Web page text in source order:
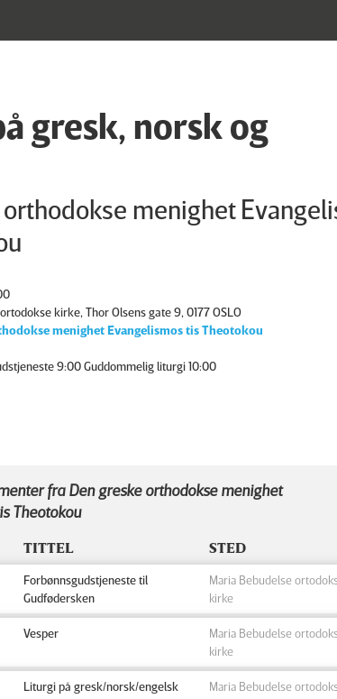
gresk, norsk og
menighet
kirke, Thor Olsens gate 9, 0177 OSLO
menighet Evangelismos tis Theotokou
9:00 Guddommelig liturgi 10:00
fra Den greske orthodokse menighet
Theotokou
TITTEL STED
Forbønnsgudstjeneste til
Gudfødersken
Maria Bebudelse
kirke
Vesper
Maria Bebudelse
kirke
Liturgi på gresk/norsk/engelsk
Maria Bebudelse